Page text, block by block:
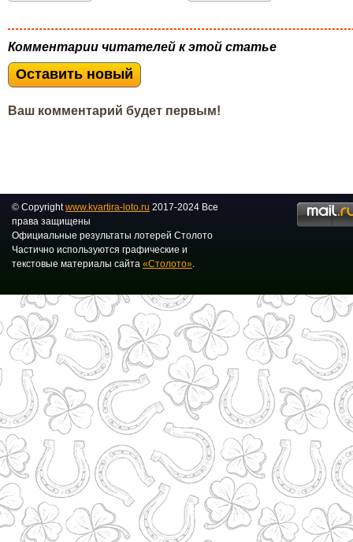
Комментарии читателей к этой статье
Оставить новый
Ваш комментарий будет первым!
© Copyrightwww.kvartira-loto.ru 2017-2024 Все
права защищены
Официальные результаты лотерей Столото
Частично используются графические и
текстовые материалы сайта «Столото»